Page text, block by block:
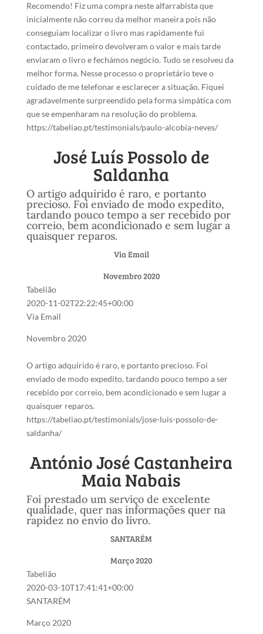
Recomendo! Fiz uma compra neste alfarrabista que
inicialmente não correu da melhor maneira pois não
conseguiam localizar o livro mas rapidamente fui
contactado, primeiro devolveram o valor e mais tarde
enviaram o livro e fechámos negócio. Tudo se resolveu da
melhor forma. Nesse processo o proprietário teve o
cuidado de me telefonar e esclarecer a situação. Fiquei
agradavelmente surpreendido pela forma simpática com
que se empenharam na resolução do problema.
https://tabeliao.pt/testimonials/paulo-alcobia-neves/
José Luís Possolo de
Saldanha
O artigo adquirido é raro, e portanto
precioso. Foi enviado de modo expedito,
tardando pouco tempo a ser recebido por
correio, bem acondicionado e sem lugar a
quaisquer reparos.
Via Email
Novembro 2020
Tabelião
2020-11-02T22:22:45+00:00
Via Email
Novembro 2020
O artigo adquirido é raro, e portanto precioso. Foi
enviado de modo expedito, tardando pouco tempo a ser
recebido por correio, bem acondicionado e sem lugar a
quaisquer reparos.
https://tabeliao.pt/testimonials/jose-luis-possolo-de-
saldanha/
António José Castanheira
Maia Nabais
Foi prestado um serviço de excelente
qualidade, quer nas informações quer na
rapidez no envio do livro.
SANTARÉM
Março 2020
Tabelião
2020-03-10T17:41:41+00:00
SANTARÉM
Março 2020